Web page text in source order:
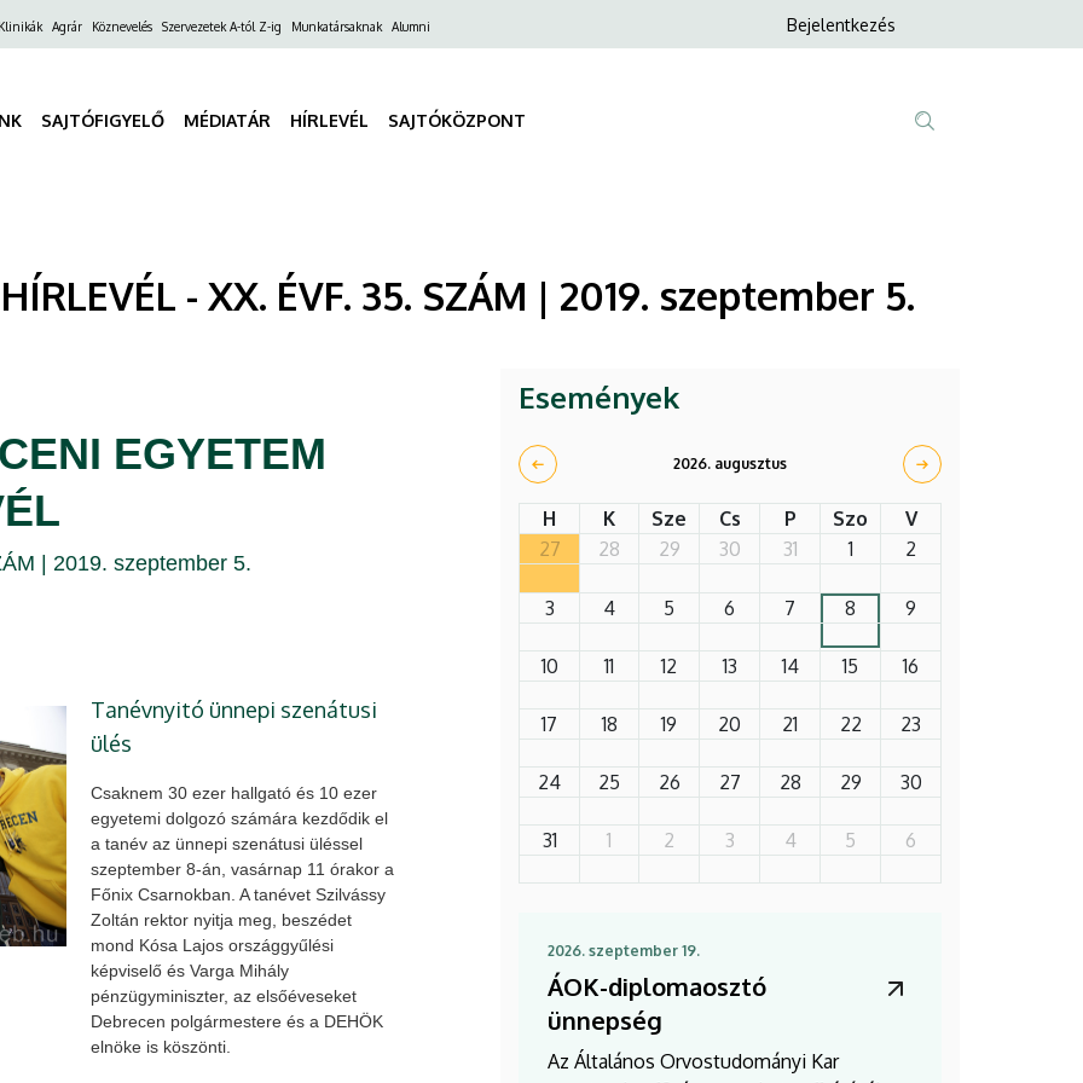
Klinikák Agrár Köznevelés Szervezetek A-tól Z-ig Munkatársaknak Alumni
Anonim
Bejelentkezés
SAJTÓFIGYELŐ MÉDIATÁR HÍRLEVÉL SAJTÓKÖZPONT
- XX. ÉVF. 35. SZÁM | 2019. szeptember 5.
EGYETEM
| 2019. szeptember 5.
Tanévnyitó ünnepi szenátusi
ülés
Csaknem 30 ezer hallgató és 10 ezer
egyetemi dolgozó számára kezdődik el
a tanév az ünnepi szenátusi üléssel
szeptember 8-án, vasárnap 11 órakor a
Főnix Csarnokban. A tanévet Szilvássy
Zoltán rektor nyitja meg, beszédet
mond Kósa Lajos országgyűlési
képviselő és Varga Mihály
pénzügyminiszter, az elsőéveseket
Debrecen polgármestere és a DEHÖK
elnöke is köszönti.
Események
2026. augusztus
H K Sze Cs P Szo
V
27
28 29 30 31 1 2
3 4 5 6 7 8 9
10 11 12 13 14 15 16
17 18 19 20 21 22 23
24 25 26 27 28 29 30
31 1 2 3 4 5 6
2026. szeptember 19.
ÁOK-diplomaosztó
ünnepség
Az Általános Orvostudományi Kar